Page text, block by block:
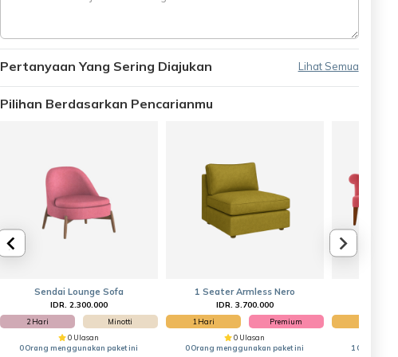
Pertanyaan Yang Sering Diajukan Lihat Semua
Pilihan Berdasarkan Pencarianmu
Sendai Lounge Sofa
IDR. 2.300.000
2 Hari
Minotti
0 Ulasan
0 Orang menggunakan paket ini
1 Seater Armless Nero
IDR. 3.700.000
1 Hari
Premium
0 Ulasan
0 Orang menggunakan paket ini
1 Orang